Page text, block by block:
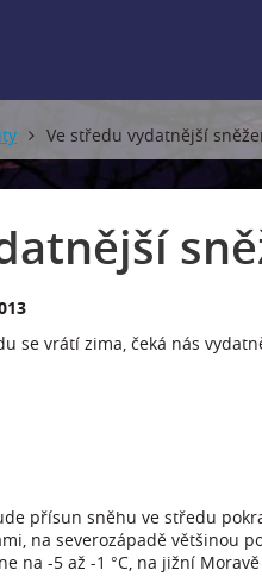
Ve středu vydatnější
se vrátí zima, čeká nás
přísun sněhu ve středu
na severozápadě většinou
na -5 až -1 °C, na jižní